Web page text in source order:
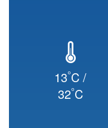
13°C /
32°C